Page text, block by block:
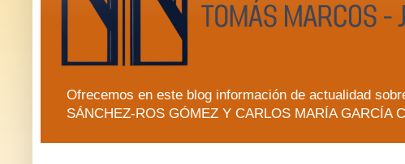
Ofrecemos en este blog información de actualidad
SÁNCHEZ-ROS GÓMEZ Y CARLOS MARÍA GARCÍA